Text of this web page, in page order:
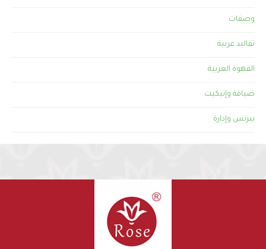
وصفات
تقاليد عربية
القهوة العربية
ضيافة وإتيكيت
بيزنس وإدارة